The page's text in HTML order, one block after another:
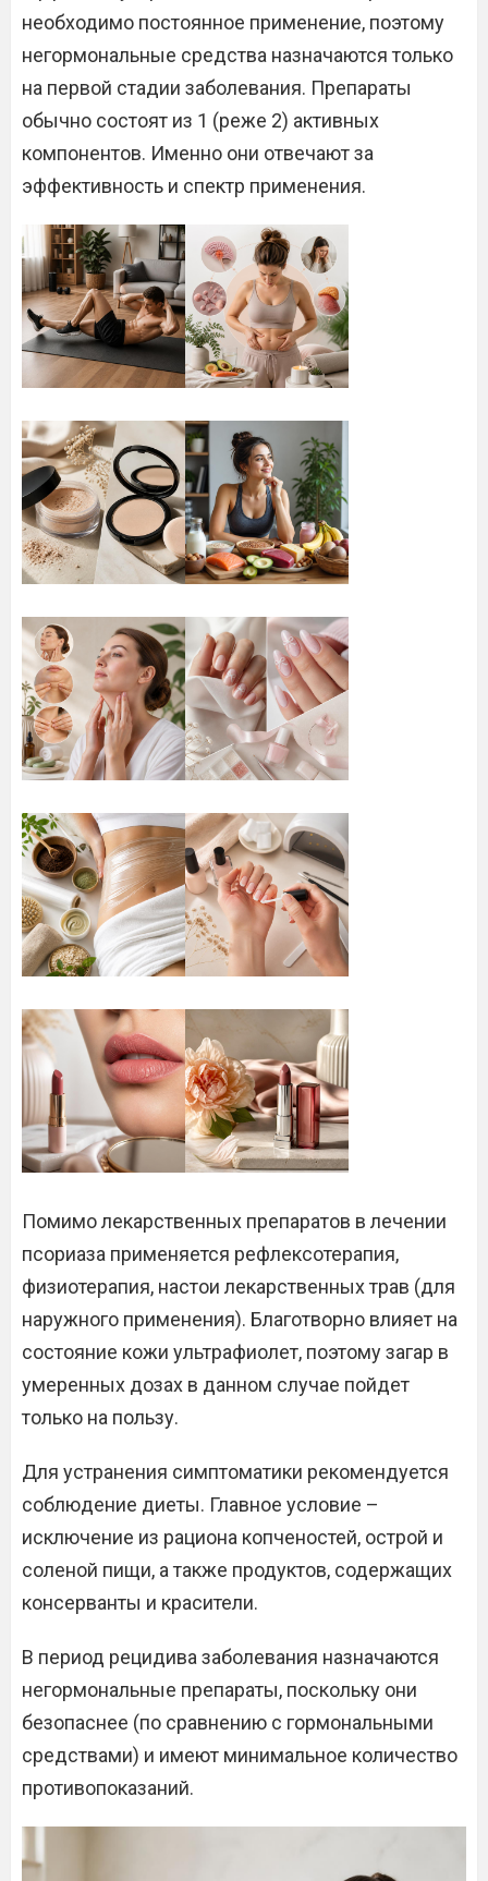
необходимо постоянное применение, поэтому
негормональные средства назначаются только
на первой стадии заболевания. Препараты
обычно состоят из 1 (реже 2) активных
компонентов. Именно они отвечают за
эффективность и спектр применения.
Помимо лекарственных препаратов в лечении
псориаза применяется рефлексотерапия,
физиотерапия, настои лекарственных трав (для
наружного применения). Благотворно влияет на
состояние кожи ультрафиолет, поэтому загар в
умеренных дозах в данном случае пойдет
только на пользу.
Для устранения симптоматики рекомендуется
соблюдение диеты. Главное условие –
исключение из рациона копченостей, острой и
соленой пищи, а также продуктов, содержащих
консерванты и красители.
В период рецидива заболевания назначаются
негормональные препараты, поскольку они
безопаснее (по сравнению с гормональными
средствами) и имеют минимальное количество
противопоказаний.